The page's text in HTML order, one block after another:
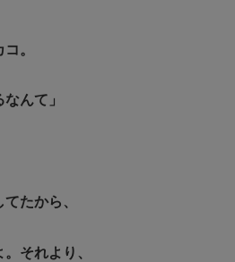
。
んて」
たから、
それより、